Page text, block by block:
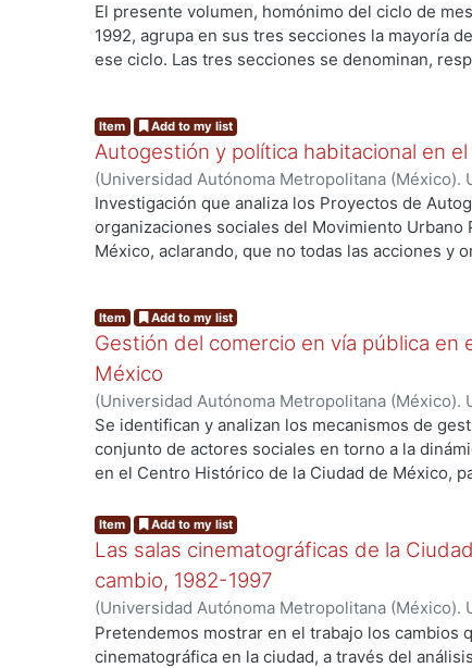
El presente volumen, homónimo del ciclo de
1992, agrupa en sus tres secciones la mayoría
ese ciclo. Las tres secciones se denominan,
comenzarse por el elemento industrial y
ofrecer después un panorama de su
estudios sociológicos, antropológicos y
sección del volumen. Por último, la tercera y
de las aproximaciones discursivas al rock, vía la
en diferentes claves musicales y filosóficas, de
de sostenerse por sí mismos -trabajos que, con
exámenes acerca del rock y de su vasto
Item Add to my list
Autogestión y política habitacional en
(Universidad Autónoma Metropolitana (México).
de Servicios de Información.,1998-06)
Investigación que analiza los Proyectos de
organizaciones sociales del Movimiento Urbano
México, aclarando, que no todas las acciones y
cuantitativa y cualitativa.
Item Add to my list
Gestión del comercio en vía pública en
México
(Universidad Autónoma Metropolitana (México).
de Servicios de Información.,1999-11)MENDEZ
Se identifican y analizan los mecanismos de
conjunto de actores sociales en torno a la
en el Centro Histórico de la Ciudad de México,
febrero de 1998 por el Gobierno del Distrito
calidad de hipótesis que ninguno de los
1521 y 1999 para erradicar el fenómeno del
fruto esperado debido a que en su diseño el
eficiencia del servicio público que debe prestar
y distribución de mercancías, sino el control
Item Add to my list
Las salas cinematográficas de la
cambio, 1982-1997
(Universidad Autónoma Metropolitana (México).
de Servicios de Información.,1998-10) Ochoa
Pretendemos mostrar en el trabajo los cambios
cinematográfica en la ciudad, a través del